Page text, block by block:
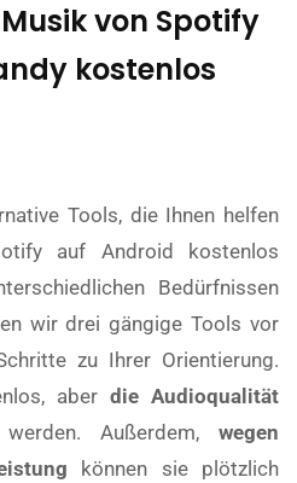
von Spotify
kostenlos
Tools, die Ihnen helfen
auf Android kostenlos
Bedürfnissen
wir drei gängige Tools vor
zu Ihrer Orientierung.
aber die Audioqualität
Außerdem, wegen
können sie plötzlich